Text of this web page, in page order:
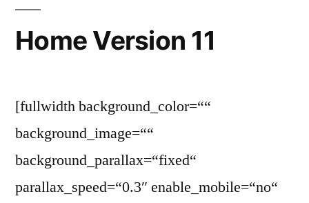
Home Version 11
[fullwidth background_color=““
background_image=““
background_parallax=“fixed“
parallax_speed=“0.3″ enable_mobile=“no“